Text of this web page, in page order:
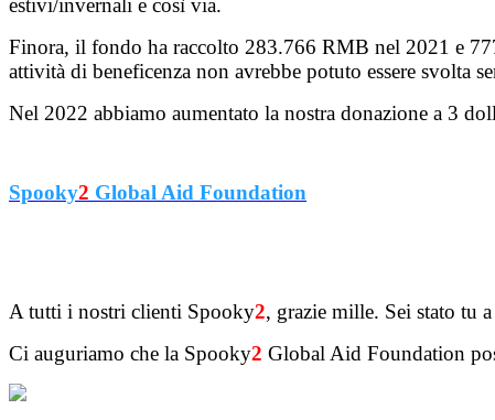
Finora, il fondo ha raccolto 283.766 RMB nel 2021 e
attività di beneficenza non avrebbe potuto essere svolta
Nel 2022 abbiamo aumentato la nostra donazione a 3
Spooky2 Global Aid Foundation
A tutti i nostri clienti Spooky2, grazie mille. Sei stato tu
Ci auguriamo che la Spooky2 Global Aid Foundation